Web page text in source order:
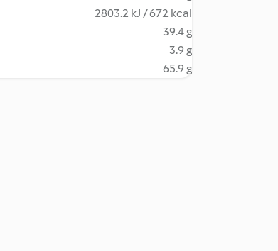
2803.2 kJ / 672 kcal
39.4 g
3.9 g
65.9 g